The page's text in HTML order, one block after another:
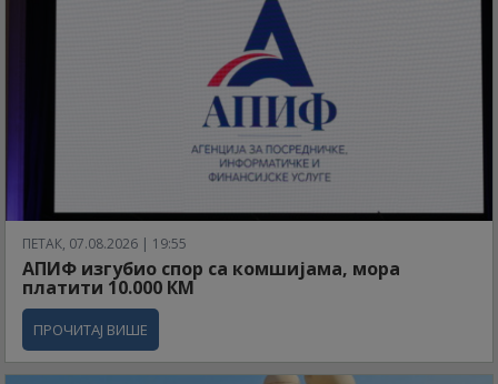
ПЕТАК, 07.08.2026 | 19:55
АПИФ изгубио спор са комшијама, мора
платити 10.000 КМ
ПРОЧИТАЈ ВИШЕ